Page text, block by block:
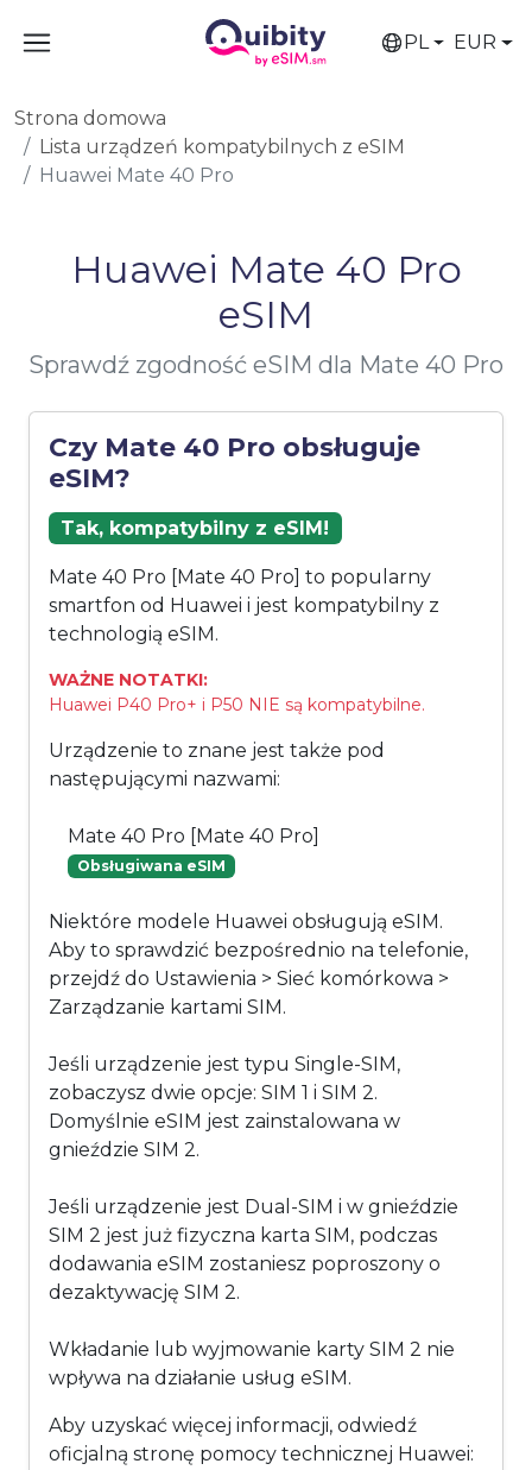
PL EUR
Strona domowa
Lista urządzeń kompatybilnych z eSIM
Huawei Mate 40 Pro
Huawei Mate 40 Pro
eSIM
Sprawdź zgodność eSIM dla Mate 40 Pro
Czy Mate 40 Pro obsługuje
eSIM?
Tak, kompatybilny z eSIM!
Mate 40 Pro [Mate 40 Pro] to popularny
smartfon od Huawei i jest kompatybilny z
technologią eSIM.
WAŻNE NOTATKI:
Huawei P40 Pro+ i P50 NIE są kompatybilne.
Urządzenie to znane jest także pod
następującymi nazwami:
Mate 40 Pro [Mate 40 Pro]
Obsługiwana eSIM
Niektóre modele Huawei obsługują eSIM.
Aby to sprawdzić bezpośrednio na telefonie,
przejdź do Ustawienia > Sieć komórkowa >
Zarządzanie kartami SIM.
Jeśli urządzenie jest typu Single-SIM,
zobaczysz dwie opcje: SIM 1 i SIM 2.
Domyślnie eSIM jest zainstalowana w
gnieździe SIM 2.
Jeśli urządzenie jest Dual-SIM i w gnieździe
SIM 2 jest już fizyczna karta SIM, podczas
dodawania eSIM zostaniesz poproszony o
dezaktywację SIM 2.
Wkładanie lub wyjmowanie karty SIM 2 nie
wpływa na działanie usług eSIM.
Aby uzyskać więcej informacji, odwiedź
oficjalną stronę pomocy technicznej Huawei: